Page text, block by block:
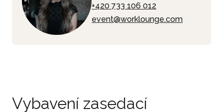
+420 733 106 012
event@worklounge.com
Vybavení zasedací